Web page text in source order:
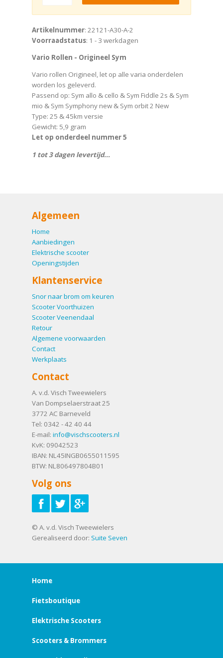
Artikelnummer: 22121-A30-A-2
Voorraadstatus: 1 - 3 werkdagen
Vario Rollen - Origineel Sym
Vario rollen Origineel, let op alle varia onderdelen
worden los geleverd.
Passend op: Sym allo & cello & Sym Fiddle 2s & Sym
mio & Sym Symphony new & Sym orbit 2 New
Type: 25 & 45km versie
Gewicht: 5,9 gram
Let op onderdeel nummer 5
1 tot 3 dagen levertijd...
Algemeen
Home
Aanbiedingen
Elektrische scooter
Openingstijden
Klantenservice
Snor naar brom om keuren
Scooter Voorthuizen
Scooter Veenendaal
Retour
Algemene voorwaarden
Contact
Werkplaats
Contact
A. v.d. Visch Tweewielers
Van Dompselaerstraat 25
3772 AC Barneveld
Tel: 0342 - 42 40 44
E-mail: info@vischscooters.nl
KvK: 09042523
IBAN: NL45INGB0655011595
BTW: NL806497804B01
Volg ons
© A. v.d. Visch Tweewielers
Gerealiseerd door: Suite Seven
Home
Fietsboutique
Elektrische Scooters
Scooters & Brommers